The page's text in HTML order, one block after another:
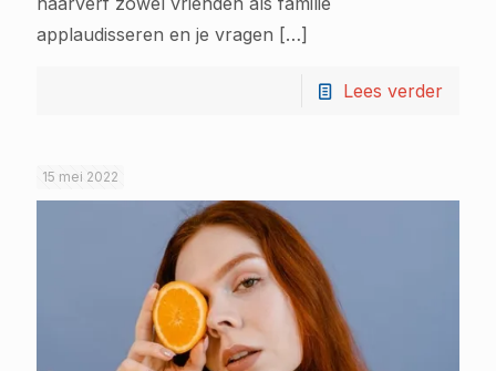
applaudisseren en je vragen […]
Lees verder
15 mei 2022